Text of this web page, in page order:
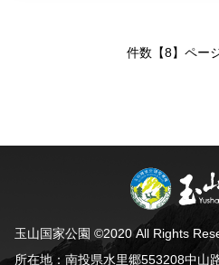
件数【8】ペー
玉山国家公園 ©2020 All Rights
所在地：南投県水里郷553208中山